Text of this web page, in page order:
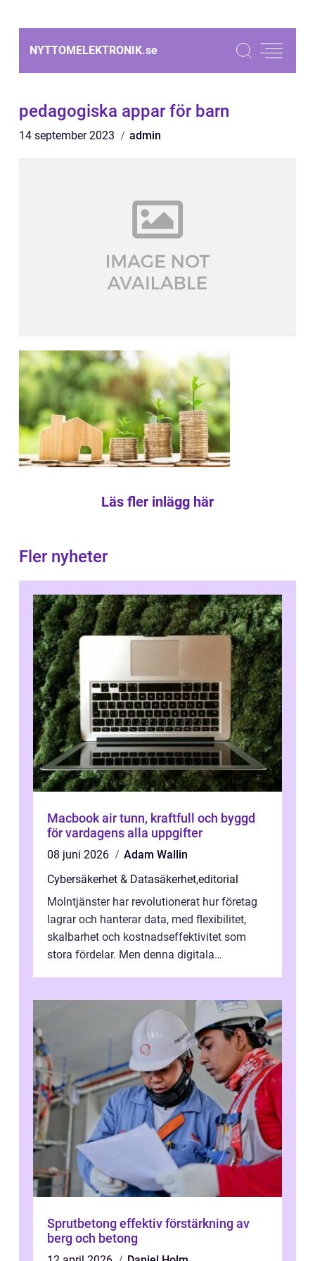
NYTTOMELEKTRONIK.se
pedagogiska appar för barn
14 september 2023 admin
Läs fler inlägg här
Fler nyheter
Macbook air tunn, kraftfull och byggd
för vardagens alla uppgifter
08 juni 2026
Adam Wallin
Cybersäkerhet & Datasäkerhet,editorial
Molntjänster har revolutionerat hur företag
lagrar och hanterar data, med flexibilitet,
skalbarhet och kostnadseffektivitet som
stora fördelar. Men denna digitala
Sprutbetong effektiv förstärkning av
berg och betong